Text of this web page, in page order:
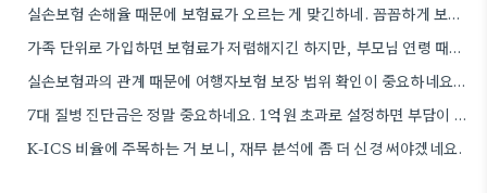
실손보험 손해율 때문에 보험료가 오르는 게 맞긴하네. 꼼꼼하게 보장 내용 확인하는 게 중요할 것 같아.
가족 단위로 가입하면 보험료가 저렴해지긴 하지만, 부모님 연령 때문에 추가 보험료가 붙는 경우가 있다는 점이…
실손보험과의 관계 때문에 여행자보험 보장 범위 확인이 중요하네요. 저희는 이미 실손보험 가입되어 있었는데, 이걸 제대로…
7대 질병 진단금은 정말 중요하네요. 1억원 초과로 설정하면 부담이 클 수 있다는 점, 짚어주셔서 감사합니다.
K-ICS 비율에 주목하는 거 보니, 재무 분석에 좀 더 신경 써야겠네요.